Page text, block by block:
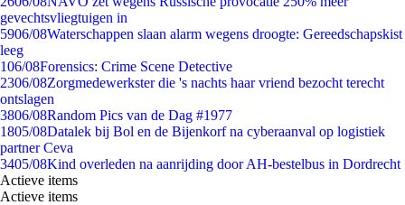
gevechtsvliegtuigen in
5906/08Waterschappen slaan alarm wegens droogte: Gereedschapskist
leeg
106/08Forensics: Crime Scene Detective
2306/08Zorgmedewerkster die 's nachts haar vriend bezocht terecht
ontslagen
3806/08Random Pics van de Dag #1977
1805/08Datalek bij Bol en de Bijenkorf na cyberaanval op logistiek
partner Ceva
3405/08Kind overleden na aanrijding door AH-bestelbus in Dordrecht
Actieve items
Actieve items